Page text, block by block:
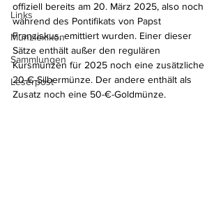
Links
Münzlexikon
Sammlungen
Leserpost
offiziell bereits am 20. März 2025, also noch
während des Pontifikats von Papst
Franziskus, emittiert wurden. Einer dieser
Sätze enthält außer den regulären
Kursmünzen für 2025 noch eine zusätzliche
20-€-Silbermünze. Der andere enthält als
Zusatz noch eine 50-€-Goldmünze.